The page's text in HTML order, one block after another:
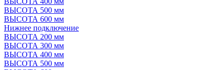
ВЫСОТА 500 мм
ВЫСОТА 600 мм
Нижнее подключение
ВЫСОТА 200 мм
ВЫСОТА 300 мм
ВЫСОТА 400 мм
ВЫСОТА 500 мм